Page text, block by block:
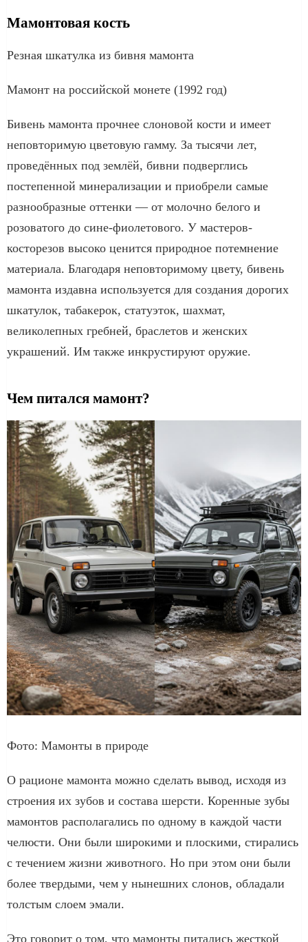
Мамонтовая кость
Резная шкатулка из бивня мамонта
Мамонт на российской монете (1992 год)
Бивень мамонта прочнее слоновой кости и имеет
неповторимую цветовую гамму. За тысячи лет,
проведённых под землёй, бивни подверглись
постепенной минерализации и приобрели самые
разнообразные оттенки — от молочно белого и
розоватого до сине-фиолетового. У мастеров-
косторезов высоко ценится природное потемнение
материала. Благодаря неповторимому цвету, бивень
мамонта издавна используется для создания дорогих
шкатулок, табакерок, статуэток, шахмат,
великолепных гребней, браслетов и женских
украшений. Им также инкрустируют оружие.
Чем питался мамонт?
Фото: Мамонты в природе
О рационе мамонта можно сделать вывод, исходя из
строения их зубов и состава шерсти. Коренные зубы
мамонтов располагались по одному в каждой части
челюсти. Они были широкими и плоскими, стирались
с течением жизни животного. Но при этом они были
более твердыми, чем у нынешних слонов, обладали
толстым слоем эмали.
Это говорит о том, что мамонты питались жесткой